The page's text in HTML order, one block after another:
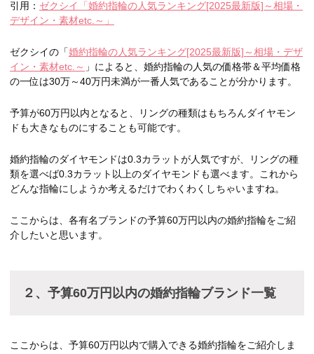
引用： ゼクシイ「婚約指輪の人気ランキング[2025最新版]～相場・
デザイン・素材etc.～」
ゼクシイの「婚約指輪の人気ランキング[2025最新版]～相場・デザ
イン・素材etc.～ 」によると、婚約指輪の人気の価格帯＆平均価格
の一位は30万～40万円未満が一番人気であることが分かります。
予算が60万円以内となると、リングの種類はもちろんダイヤモン
ドも大きなものにすることも可能です。
婚約指輪のダイヤモンドは0.3カラットが人気ですが、リングの種
類を選べば0.3カラット以上のダイヤモンドも選べます。これから
どんな指輪にしようか考えるだけでわくわくしちゃいますね。
ここからは、各有名ブランドの予算60万円以内の婚約指輪をご紹
介したいと思います。
２、予算60万円以内の婚約指輪ブランド一覧
ここからは、予算60万円以内で購入できる婚約指輪をご紹介しま